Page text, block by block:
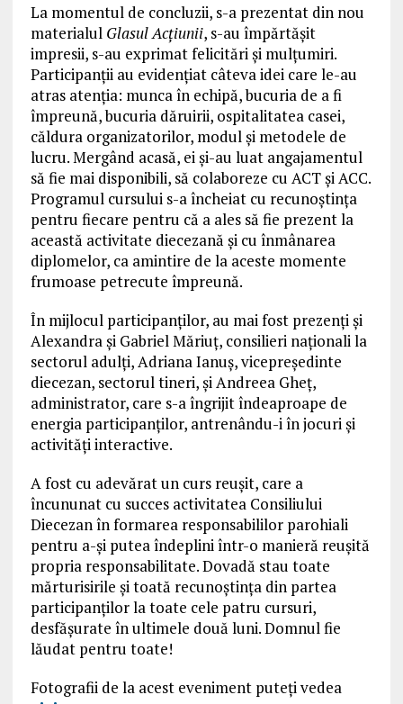
La momentul de concluzii, s-a prezentat din nou
materialul Glasul Acțiunii, s-au împărtășit
impresii, s-au exprimat felicitări și mulțumiri.
Participanții au evidențiat câteva idei care le-au
atras atenţia: munca în echipă, bucuria de a fi
împreună, bucuria dăruirii, ospitalitatea casei,
căldura organizatorilor, modul şi metodele de
lucru. Mergând acasă, ei și-au luat angajamentul
să fie mai disponibili, să colaboreze cu ACT și ACC.
Programul cursului s-a încheiat cu recunoștința
pentru fiecare pentru că a ales să fie prezent la
această activitate diecezană și cu înmânarea
diplomelor, ca amintire de la aceste momente
frumoase petrecute împreună.
În mijlocul participanților, au mai fost prezenți și
Alexandra și Gabriel Măriuț, consilieri naționali la
sectorul adulți, Adriana Ianuș, vicepreședinte
diecezan, sectorul tineri, și Andreea Gheț,
administrator, care s-a îngrijit îndeaproape de
energia participanților, antrenându-i în jocuri și
activități interactive.
A fost cu adevărat un curs reușit, care a
încununat cu succes activitatea Consiliului
Diecezan în formarea responsabililor parohiali
pentru a-și putea îndeplini într-o manieră reușită
propria responsabilitate. Dovadă stau toate
mărturisirile și toată recunoștința din partea
participanților la toate cele patru cursuri,
desfășurate în ultimele două luni. Domnul fie
lăudat pentru toate!
Fotografii de la acest eveniment puteți vedea